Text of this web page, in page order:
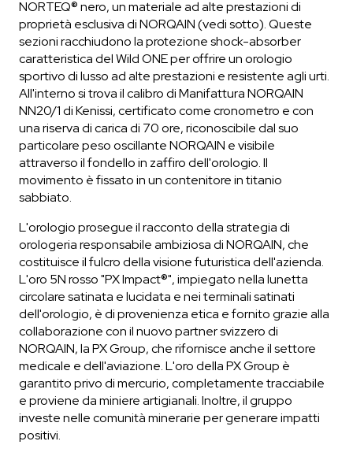
NORTEQ® nero, un materiale ad alte prestazioni di
proprietà esclusiva di NORQAIN (vedi sotto). Queste
sezioni racchiudono la protezione shock-absorber
caratteristica del Wild ONE per offrire un orologio
sportivo di lusso ad alte prestazioni e resistente agli urti.
All'interno si trova il calibro di Manifattura NORQAIN
NN20/1 di Kenissi, certificato come cronometro e con
una riserva di carica di 70 ore, riconoscibile dal suo
particolare peso oscillante NORQAIN e visibile
attraverso il fondello in zaffiro dell'orologio. Il
movimento è fissato in un contenitore in titanio
sabbiato.
L'orologio prosegue il racconto della strategia di
orologeria responsabile ambiziosa di NORQAIN, che
costituisce il fulcro della visione futuristica dell'azienda.
L'oro 5N rosso "PX Impact®", impiegato nella lunetta
circolare satinata e lucidata e nei terminali satinati
dell'orologio, è di provenienza etica e fornito grazie alla
collaborazione con il nuovo partner svizzero di
NORQAIN, la PX Group, che rifornisce anche il settore
medicale e dell'aviazione. L'oro della PX Group è
garantito privo di mercurio, completamente tracciabile
e proviene da miniere artigianali. Inoltre, il gruppo
investe nelle comunità minerarie per generare impatti
positivi.